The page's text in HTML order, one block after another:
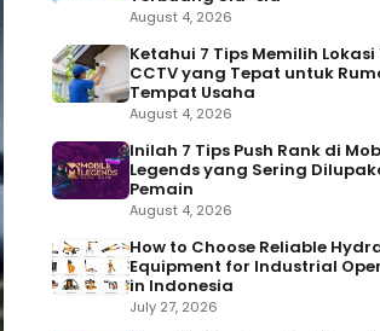
August 4, 2026
Ketahui 7 Tips Memilih
CCTV yang Tepat untuk
Tempat Usaha
August 4, 2026
Inilah 7 Tips Push Rank di
Legends yang Sering
Pemain
August 4, 2026
How to Choose Reliable
Equipment for Industrial
in Indonesia
July 27, 2026